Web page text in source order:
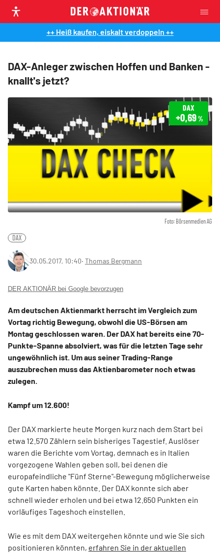
++ Heiß kaufen, eiskalt verdoppeln ++
DAX-Anleger zwischen Hoffen und Banken -
knallt's jetzt?
Foto: Börsenmedien AG
DAX
+0,69%
DAX
30.05.2017, 10:40‧ Thomas Bergmann
DER AKTIONÄR bei Google bevorzugen
Am deutschen Aktienmarkt herrscht im Vergleich zum
Vortag richtig Bewegung, obwohl die US-Börsen am
Montag geschlossen waren. Der DAX hat bereits eine 70-
Punkte-Spanne absolviert, was für die letzten Tage sehr
ungewöhnlich ist. Um aus seiner Trading-Range
auszubrechen muss das Aktienbarometer noch etwas
zulegen.
Kampf um 12.600!
Der DAX markierte heute Morgen kurz nach dem Start bei
etwa 12.570 Zählern sein bisheriges Tagestief. Auslöser
waren die Berichte vom Vortag, demnach es in Italien
vorgezogene Wahlen geben soll, bei denen die
europafeindliche "Fünf Sterne"-Bewegung möglicherweise
gute Karten haben könnte. Der DAX konnte sich aber
schnell wieder erholen und bei etwa 12.650 Punkten ein
vorläufiges Tageshoch einstellen.
Wie es mit dem DAX weitergehen könnte und wie Sie sich
positionieren könnten, erfahren Sie in der aktuellen